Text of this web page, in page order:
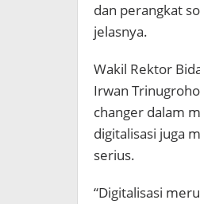
dan perangkat
jelasnya.
Wakil Rektor
Irwan
changer dalam
digitalisasi juga
serius.
“Digitalisasi